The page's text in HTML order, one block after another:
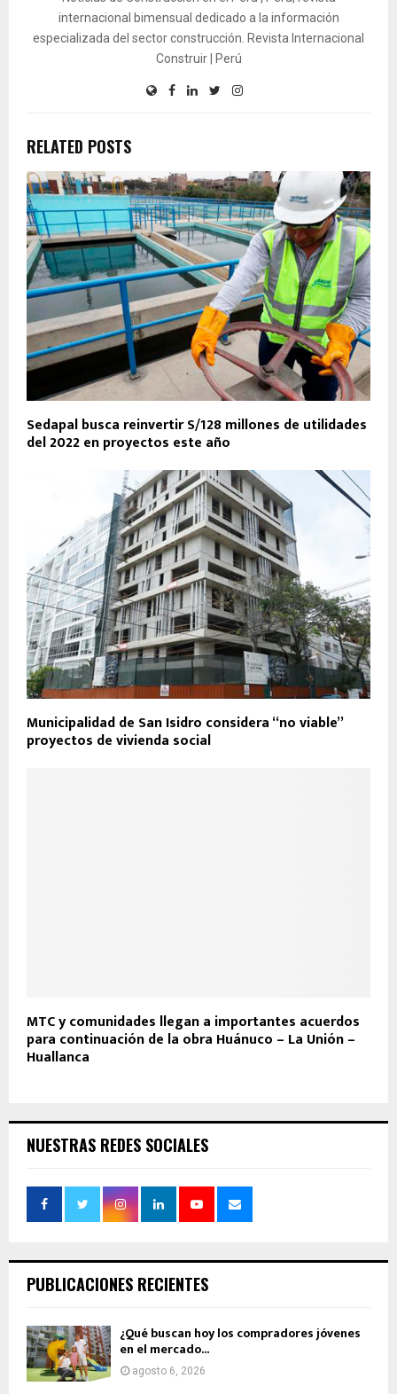
internacional bimensual dedicado a la información
especializada del sector construcción. Revista Internacional
Construir | Perú
RELATED POSTS
Sedapal busca reinvertir S/128 millones de utilidades
del 2022 en proyectos este año
Municipalidad de San Isidro considera “no viable”
proyectos de vivienda social
MTC y comunidades llegan a importantes acuerdos
para continuación de la obra Huánuco – La Unión –
Huallanca
NUESTRAS REDES SOCIALES
PUBLICACIONES RECIENTES
¿Qué buscan hoy los compradores jóvenes
en el mercado...
agosto 6, 2026